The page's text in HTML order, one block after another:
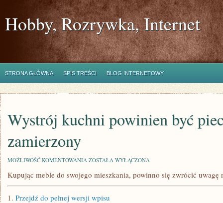
Hobby, Rozrywka, Internet
STRONA GŁÓWNA SPIS TREŚCI BLOG INTERNETOWY
Wystrój kuchni powinien być
zamierzony
MOŻLIWOŚĆ KOMENTOWANIA WYSTRÓJ
POWINIEN
ZAMIERZONY
ZOSTAŁA WYŁĄCZONA
Kupując meble do swojego mieszkania, powinno się zwrócić uwagę
1. Przejdź do pełnej wersji wpisu